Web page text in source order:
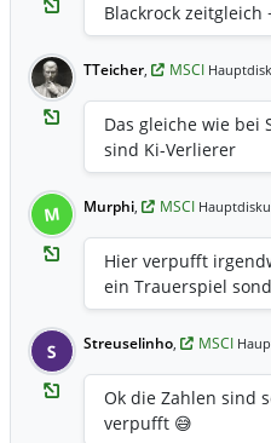
Blackrock zeitgleich
TTeicher, MSCI
Das gleiche wie bei
sind Ki-Verlierer
M Murphi, MSCI
Hier verpufft
ein Trauerspiel
S Streuselinho, MSCI
Ok die Zahlen sind
verpufft 😅